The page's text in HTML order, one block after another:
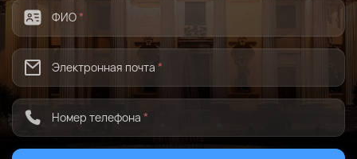
ФИО*
Электронная почта *
Номер телефона *